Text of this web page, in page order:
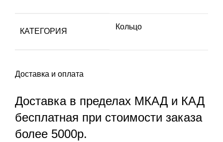
КАТЕГОРИЯ
Кольцо
Доставка и оплата
Доставка в пределах МКАД и КАД
бесплатная при стоимости заказа
более 5000р.